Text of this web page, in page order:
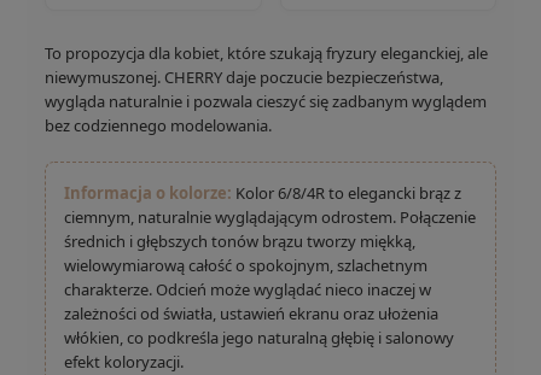
To propozycja dla kobiet, które szukają fryzury eleganckiej, ale
niewymuszonej. CHERRY daje poczucie bezpieczeństwa,
wygląda naturalnie i pozwala cieszyć się zadbanym wyglądem
bez codziennego modelowania.
Informacja o kolorze: Kolor 6/8/4R to elegancki brąz z
ciemnym, naturalnie wyglądającym odrostem. Połączenie
średnich i głębszych tonów brązu tworzy miękką,
wielowymiarową całość o spokojnym, szlachetnym
charakterze. Odcień może wyglądać nieco inaczej w
zależności od światła, ustawień ekranu oraz ułożenia
włókien, co podkreśla jego naturalną głębię i salonowy
efekt koloryzacji.